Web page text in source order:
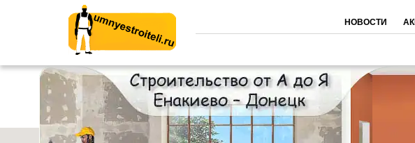
Умные строители.ру
НОВОСТИ